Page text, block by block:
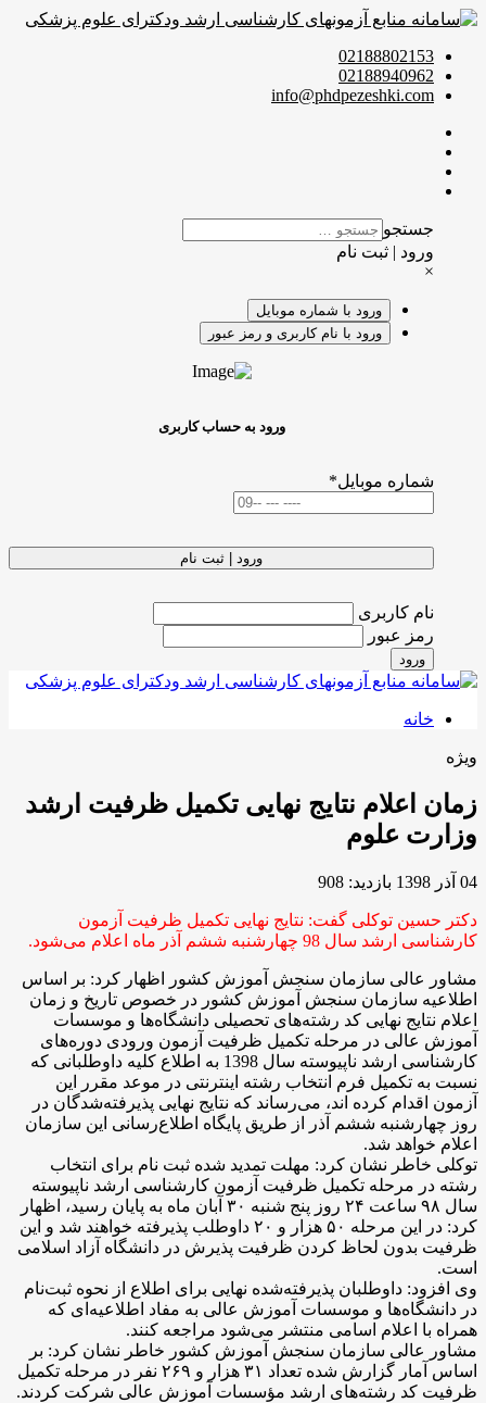
02188802153
02188940962
info@phdpezeshki.com
جستجو
ورود | ثبت نام
×
ورود با شماره موبایل
ورود با نام کاربری و رمز عبور
ورود به حساب کاربری
شماره موبایل*
ورود | ثبت نام
نام کاربری
رمز عبور
ورود
خانه
ویژه
زمان اعلام نتایج نهایی تکمیل ظرفیت ارشد
وزارت علوم
04 آذر 1398 بازدید: 908
دکتر حسین توکلی گفت: نتایج نهایی تکمیل ظرفیت آزمون
کارشناسی ارشد سال 98 چهارشنبه ششم آذر ماه اعلام می‌شود.
مشاور عالی سازمان سنجش آموزش کشور اظهار کرد: بر اساس
اطلاعیه سازمان سنجش آموزش کشور در خصوص تاریخ و زمان
اعلام نتایج نهایی کد رشته‌های تحصیلی دانشگاه‌ها و موسسات
آموزش عالی در مرحله تکمیل ظرفیت آزمون‌ ورودی دوره‌های
کارشناسی‌ ارشد ناپیوسته‌ سال‌ 1398 به اطلاع کلیه داوطلبانی که
نسبت به تکمیل فرم انتخاب رشته اینترنتی در موعد مقرر این
آزمون اقدام کرده اند، می‌رساند که نتایج نهایی پذیرفته‌شدگان در
روز چهارشنبه ششم آذر از طریق پایگاه اطلاع‌رسانی این سازمان
اعلام خواهد شد.
توکلی خاطر نشان کرد: مهلت تمدید شده ثبت نام برای انتخاب
رشته در مرحله تکمیل ظرفیت آزمون کارشناسی ارشد ناپیوسته
سال ۹۸ ساعت ۲۴ روز پنج شنبه ۳۰ آبان ماه به پایان رسید، اظهار
کرد: در این مرحله ۵۰ هزار و ۲۰ داوطلب پذیرفته خواهند شد و این
ظرفیت بدون لحاظ کردن ظرفیت پذیرش در دانشگاه آزاد اسلامی
است.
وی افزود: داوطلبان پذیرفته‌شده نهایی برای اطلاع از نحوه ثبت‌نام
در دانشگاه‌ها و موسسات آموزش عالی به مفاد اطلاعیه‌ای که
همراه با اعلام اسامی منتشر می‌شود مراجعه کنند.
مشاور عالی سازمان سنجش آموزش کشور خاطر نشان کرد: بر
اساس آمار گزارش شده تعداد ۳۱ هزار و ۲۶۹ نفر در مرحله تکمیل
ظرفیت کد رشته‌های ارشد مؤسسات آموزش عالی شرکت کردند.